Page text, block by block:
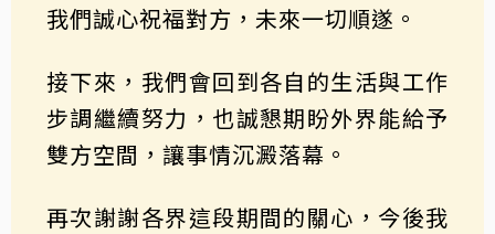
我們誠心祝福對方，未來一切順遂。
接下來，我們會回到各自的生活與工作
步調繼續努力，也誠懇期盼外界能給予
雙方空間，讓事情沉澱落幕。
再次謝謝各界這段期間的關心，今後我